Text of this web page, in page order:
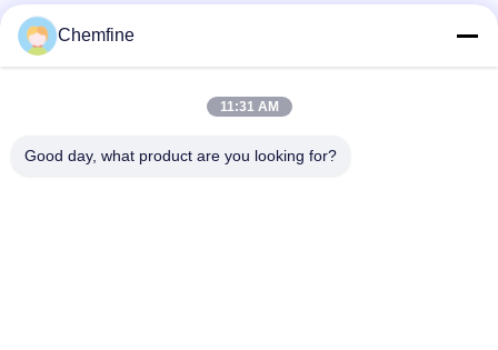
Schnelle Kontaktaufnahme
Adresse
Chemfine
11:31 AM
Good day, what product are you looking for?